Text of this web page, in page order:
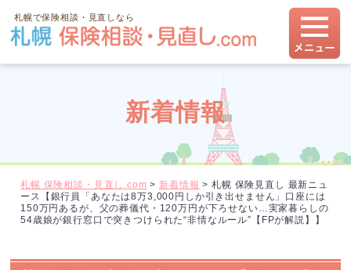
札幌で保険相談・見直しなら
新着情報
札幌 保険相談・見直し.com > 新着情報 > 札幌 保険見直し 最新ニュ
ース【銀行員「あなたは8万3,000円しか引き出せません」口座には
150万円あるが、父の葬儀代・120万円が下ろせない…実家暮らしの
54歳娘が銀行窓口で突きつけられた“非情なルール”【FPが解説】】